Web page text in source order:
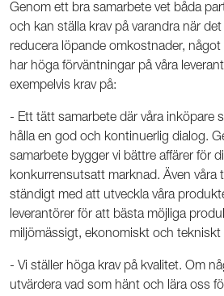
Genom ett bra samarbete vet båda
och kan ställa krav på varandra när
reducera löpande omkostnader, något
har höga förväntningar på våra
exempelvis krav på:
- Ett tätt samarbete där våra inköpare
hålla en god och kontinuerlig dialog.
samarbete bygger vi bättre affärer för
konkurrensutsatt marknad. Även våra
ständigt med att utveckla våra
leverantörer för att bästa möjliga
miljömässigt, ekonomiskt och tekniskt
- Vi ställer höga krav på kvalitet. Om
utvärdera vad som hänt och lära oss